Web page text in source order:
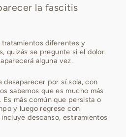
la fascitis
diferentes y
quizás se pregunte si el dolor
alguna vez.
desaparecer por sí sola, con
sabemos que es mucho más
más común que persista o
y luego regrese con
descanso, estiramientos